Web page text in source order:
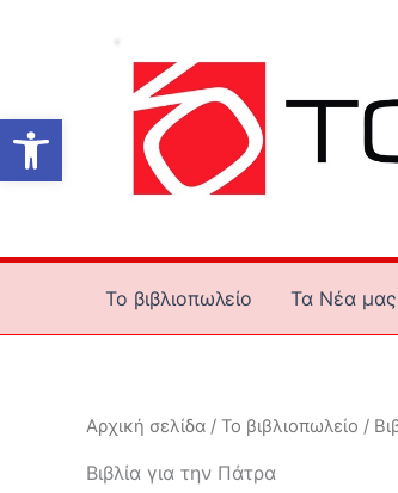
Ανοίξτε τη γραμμή εργαλείων
Το βιβλιοπωλείο Τα Νέα μας
Αρχική σελίδα / Το βιβλιοπωλείο /
Βιβλία για την Πάτρα